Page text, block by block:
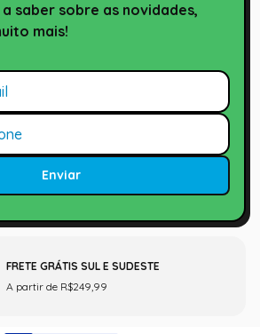
saber sobre as novidades,
mais!
Enviar
FRETE GRÁTIS SUL E SUDESTE
A partir de R$249,99